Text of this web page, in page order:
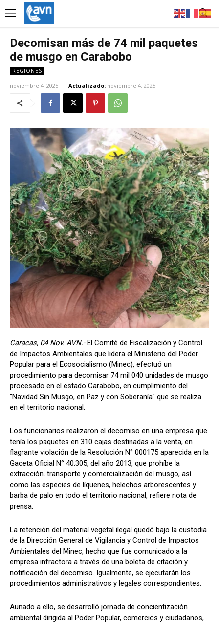
Decomisan más de 74 mil paquetes
de musgo en Carabobo
REGIONES
noviembre 4, 2025 Actualizado: noviembre 4, 2025
Caracas, 04 Nov. AVN.-El Comité de Fiscalización y Control
de Impactos Ambientales que lidera el Ministerio del Poder
Popular para el Ecosocialismo (Minec), efectuó un
procedimiento para decomisar 74 mil 040 unidades de musgo
procesado en el estado Carabobo, en cumplimiento del
"Navidad Sin Musgo, en Paz y con Soberanía" que se realiza
en el territorio nacional.
Los funcionarios realizaron el decomiso en una empresa que
tenía los paquetes en 310 cajas destinadas a la venta, en
flagrante violación de la Resolución N° 000175 aparecida en la
Gaceta Oficial N° 40.305, del año 2013, que prohíbe la
extracción, transporte y comercialización del musgo, así
como las especies de líquenes, helechos arborescentes y
barba de palo en todo el territorio nacional, refiere nota de
prensa.
La retención del material vegetal ilegal quedó bajo la custodia
de la Dirección General de Vigilancia y Control de Impactos
Ambientales del Minec, hecho que fue comunicado a la
empresa infractora a través de una boleta de citación y
notificación del decomiso. Igualmente, se ejecutarán los
procedimientos administrativos y legales correspondientes.
Aunado a ello, se desarrolló jornada de concientización
ambiental dirigida al Poder Popular, comercios y ciudadanos,